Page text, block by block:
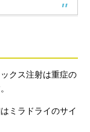
クス注射は重症の
ミラドライのサイ